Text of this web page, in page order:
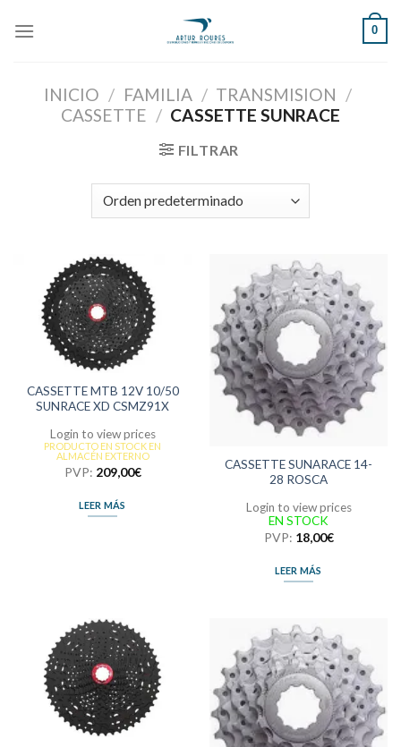
0
INICIO / FAMILIA / TRANSMISION /
CASSETTE / CASSETTE SUNRACE
FILTRAR
CASSETTE MTB 12V 10/50
SUNRACE XD CSMZ91X
Login to view prices
PRODUCTO EN STOCK EN
ALMACÉN EXTERNO
PVP: 209,00€
LEER MÁS
CASSETTE SUNARACE 14-
28 ROSCA
Login to view prices
EN STOCK
PVP: 18,00€
LEER MÁS